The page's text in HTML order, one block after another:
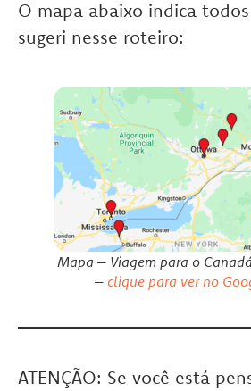
O mapa abaixo indica
sugeri nesse roteiro:
Mapa – Viagem para o
– clique para ver no
ATENÇÃO: Se você está